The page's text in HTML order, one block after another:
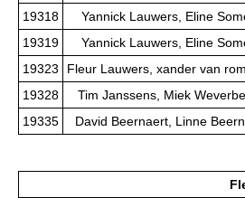
19318
Yannick Lauwers, Eline
19319
Yannick Lauwers, Eline
19323
Fleur Lauwers, xander van
19328
Tim Janssens, Miek
19335
David Beernaert, Linne